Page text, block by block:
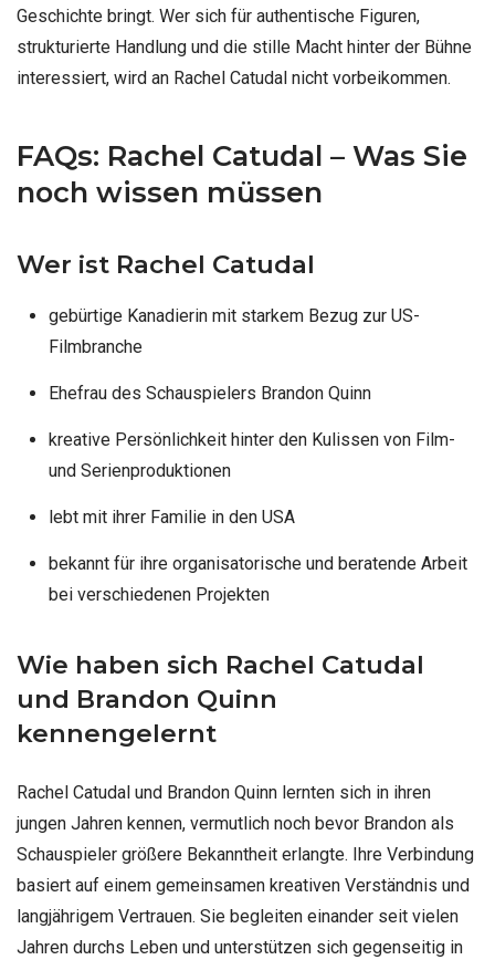
Geschichte bringt. Wer sich für authentische Figuren,
strukturierte Handlung und die stille Macht hinter der Bühne
interessiert, wird an Rachel Catudal nicht vorbeikommen.
FAQs: Rachel Catudal – Was Sie
noch wissen müssen
Wer ist Rachel Catudal
gebürtige Kanadierin mit starkem Bezug zur US-
Filmbranche
Ehefrau des Schauspielers Brandon Quinn
kreative Persönlichkeit hinter den Kulissen von Film-
und Serienproduktionen
lebt mit ihrer Familie in den USA
bekannt für ihre organisatorische und beratende Arbeit
bei verschiedenen Projekten
Wie haben sich Rachel Catudal
und Brandon Quinn
kennengelernt
Rachel Catudal und Brandon Quinn lernten sich in ihren
jungen Jahren kennen, vermutlich noch bevor Brandon als
Schauspieler größere Bekanntheit erlangte. Ihre Verbindung
basiert auf einem gemeinsamen kreativen Verständnis und
langjährigem Vertrauen. Sie begleiten einander seit vielen
Jahren durchs Leben und unterstützen sich gegenseitig in